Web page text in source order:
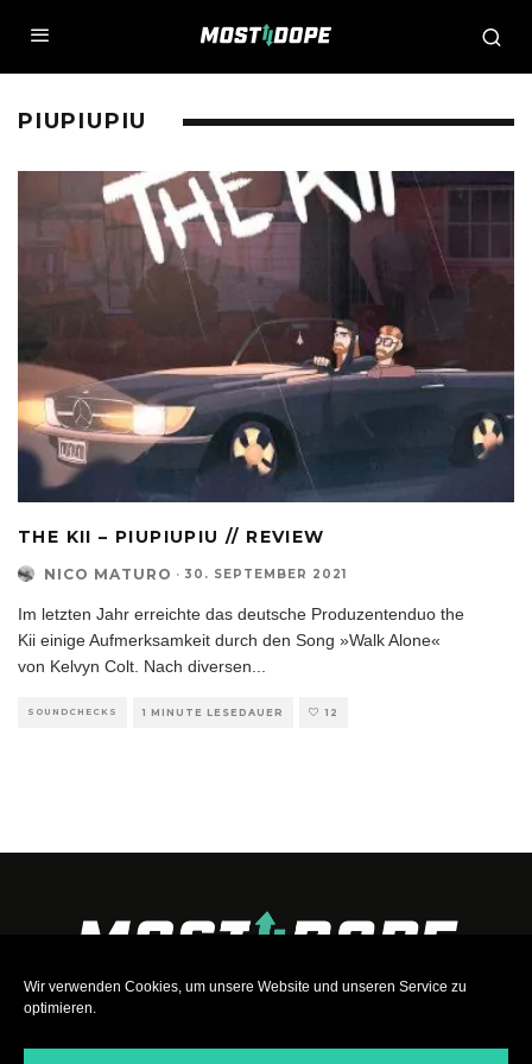
Wir verwenden Cookies, um unsere Website und unseren Service zu
optimieren.
PIUPIUPIU
THE KII – PIUPIUPIU // REVIEW
NICO MATURO · 30. SEPTEMBER 2021
Im letzten Jahr erreichte das deutsche Produzentenduo the
Kii einige Aufmerksamkeit durch den Song »Walk Alone«
von Kelvyn Colt. Nach diversen
SOUNDCHECKS 1 MINUTE LESEDAUER 12